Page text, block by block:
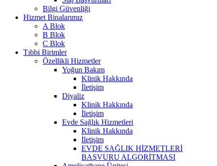
Bilgi Güvenliği
Hizmet Binalarımız
A Blok
B Blok
C Blok
Tıbbi Birimler
Özellikli Hizmetler
Yoğun Bakım
Klinik Hakkında
İletişim
Diyaliz
Klinik Hakkında
İletişim
Evde Sağlık Hizmetleri
Klinik Hakkında
İletişim
EVDE SAĞLIK HİZMETLERİ
BAŞVURU ALGORİTMASI